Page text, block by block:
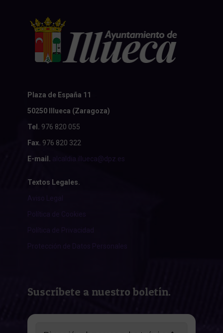
Plaza de España 11
50250 Illueca (Zaragoza)
Tel. 976 820 055
Fax. 976 820 322
E-mail. alcaldia.illueca@dpz.es
Textos Legales.
Aviso Legal
Política de Cookies
Política de Privacidad
Protección de Datos Personales
Suscríbete a nuestro boletín.